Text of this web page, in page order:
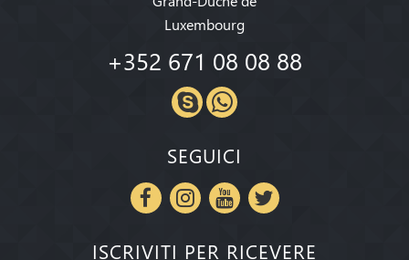
Luxembourg
+352 671 08 08 88
SEGUICI
ISCRIVITI PER RICEVERE